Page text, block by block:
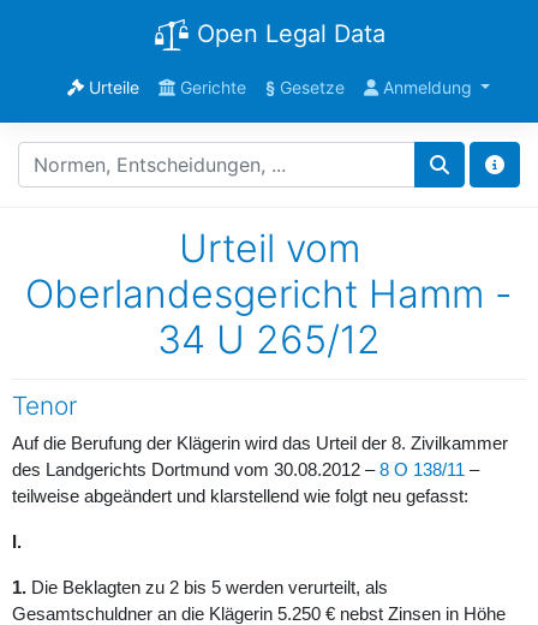
Open Legal Data
Urteile Gerichte §Gesetze Anmeldung
Urteil vom
Oberlandesgericht Hamm -
34 U 265/12
Tenor
Auf die Berufung der Klägerin wird das Urteil der 8. Zivilkammer
des Landgerichts Dortmund vom 30.08.2012 –8 O 138/11 –
teilweise abgeändert und klarstellend wie folgt neu gefasst:
I.
1. Die Beklagten zu 2 bis 5 werden verurteilt, als
Gesamtschuldner an die Klägerin 5.250 € nebst Zinsen in Höhe